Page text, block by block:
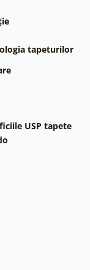
tapeturilor
USP tapete